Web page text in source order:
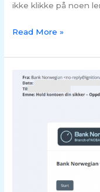
ikke klikke på noen
Read More »
Svindel